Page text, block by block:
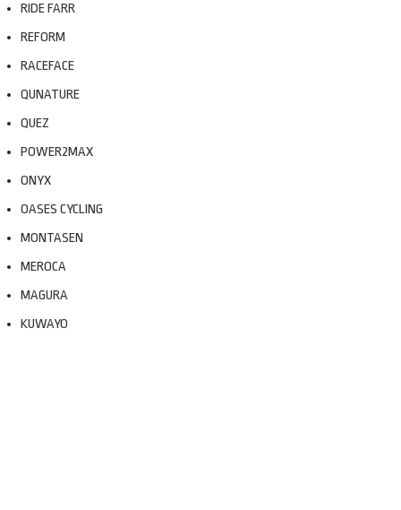
RIDE FARR
REFORM
RACEFACE
QUNATURE
QUEZ
POWER2MAX
ONYX
OASES CYCLING
MONTASEN
MEROCA
MAGURA
KUWAYO